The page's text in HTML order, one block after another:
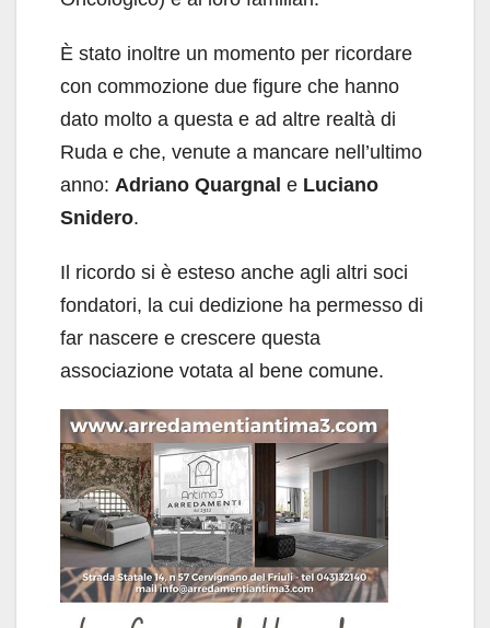
È stato inoltre un momento per ricordare
con commozione due figure che hanno
dato molto a questa e ad altre realtà di
Ruda e che, venute a mancare nell’ultimo
anno: Adriano Quargnal e Luciano
Snidero.
Il ricordo si è esteso anche agli altri soci
fondatori, la cui dedizione ha permesso di
far nascere e crescere questa
associazione votata al bene comune.